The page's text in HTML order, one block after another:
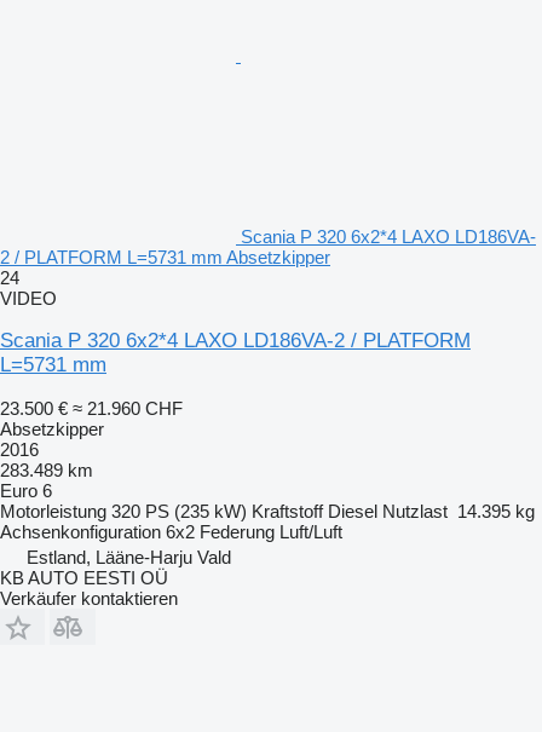
Scania P 320 6x2*4 LAXO LD186VA-
2 / PLATFORM L=5731 mm Absetzkipper
24
VIDEO
Scania P 320 6x2*4 LAXO LD186VA-2 / PLATFORM
L=5731 mm
23.500 € ≈ 21.960 CHF
Absetzkipper
2016
283.489 km
Euro 6
Motorleistung 320 PS (235 kW) Kraftstoff Diesel Nutzlast 14.395 kg
Achsenkonfiguration 6x2 Federung Luft/Luft
Estland, Lääne-Harju Vald
KB AUTO EESTI OÜ
Verkäufer kontaktieren